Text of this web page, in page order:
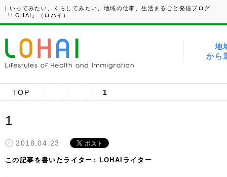
| いってみたい、くらしてみたい、地域の仕事、生活まるごと発信ブログ
「LOHAI」（ロハイ）
地
から
TOP 1
1
2018.04.23
この記事を書いたライター LOHAIライター